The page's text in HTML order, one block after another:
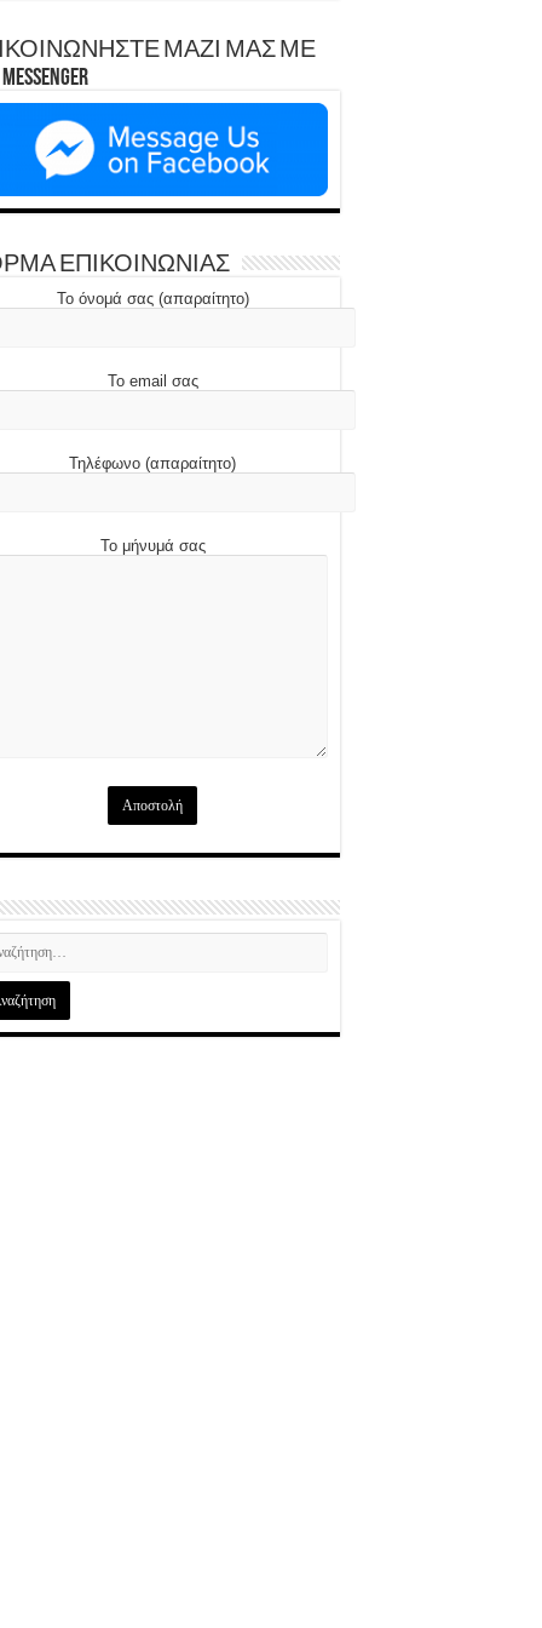
ΜΑΖΙ ΜΑΣ ΜΕ
ΕΠΙΚΟΙΝΩΝΙΑΣ
Το όνομά σας (απαραίτητο)
Το email σας
Τηλέφωνο (απαραίτητο)
Το μήνυμά σας